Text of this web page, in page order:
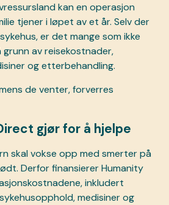
kan en operasjon
tjener i løpet av et år. Selv der
er det mange som ikke
av reisekostnader,
og etterbehandling.
de venter, forverres
gjør for å hjelpe
skal vokse opp med smerter på
Derfor finansierer Humanity
inkludert
medisiner og